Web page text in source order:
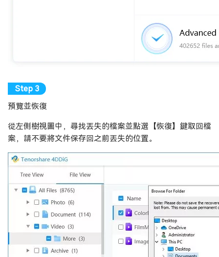
預覽並恢復
從左側樹視圖中，尋找丟失的檔案並點選【恢復】鍵取回檔
案，請不要將文件保存回之前丟失的位置。